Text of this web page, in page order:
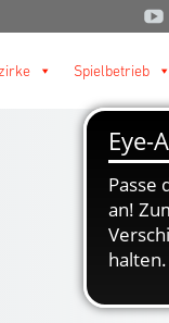
Spielbetrieb